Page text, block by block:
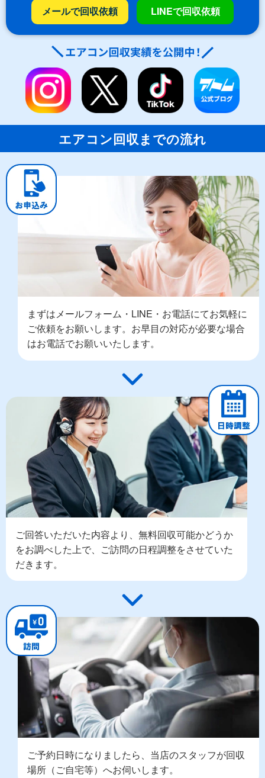
メールで回収依頼 LINEで回収依頼
エアコン回収までの流れ
まずはメールフォーム・LINE・お電話にてお気軽に
ご依頼をお願いします。お早目の対応が必要な場合
はお電話でお願いいたします。
ご回答いただいた内容より、無料回収可能かどうか
をお調べした上で、ご訪問の日程調整をさせていた
だきます。
ご予約日時になりましたら、当店のスタッフが回収
場所（ご自宅等）へお伺いします。